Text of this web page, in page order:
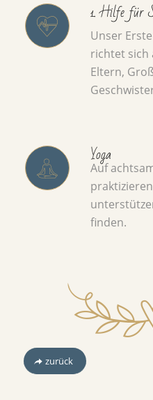
1. Hilfe für
Unser
richtet sich
Eltern,
Yoga
Auf
finden.
zurück